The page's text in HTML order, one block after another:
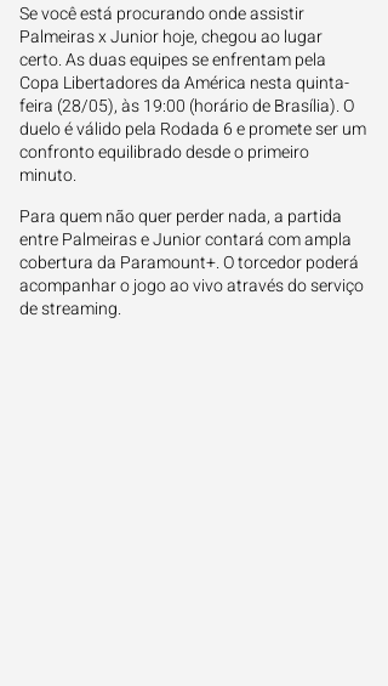
Se você está procurando onde assistir
Palmeiras x Junior hoje, chegou ao lugar
certo. As duas equipes se enfrentam pela
Copa Libertadores da América nesta quinta-
feira (28/05), às 19:00 (horário de Brasília). O
duelo é válido pela Rodada 6 e promete ser um
confronto equilibrado desde o primeiro
minuto.
Para quem não quer perder nada, a partida
entre Palmeiras e Junior contará com ampla
cobertura da Paramount+. O torcedor poderá
acompanhar o jogo ao vivo através do serviço
de streaming.